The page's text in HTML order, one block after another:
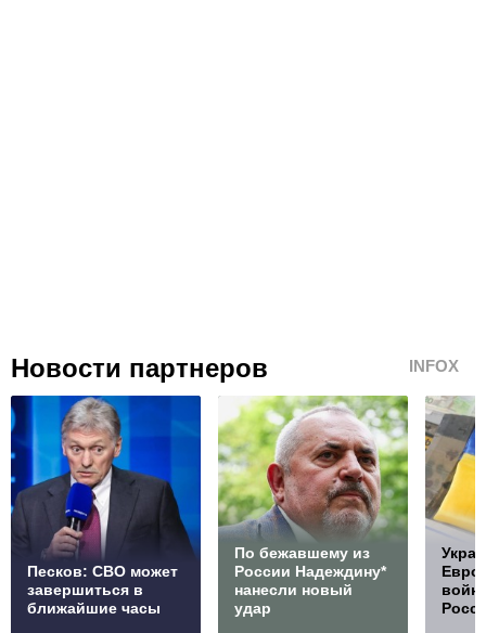
Новости партнеров INFOX
Песков: СВО может
завершиться в
ближайшие часы
По бежавшему из
России Надеждину*
нанесли новый
удар